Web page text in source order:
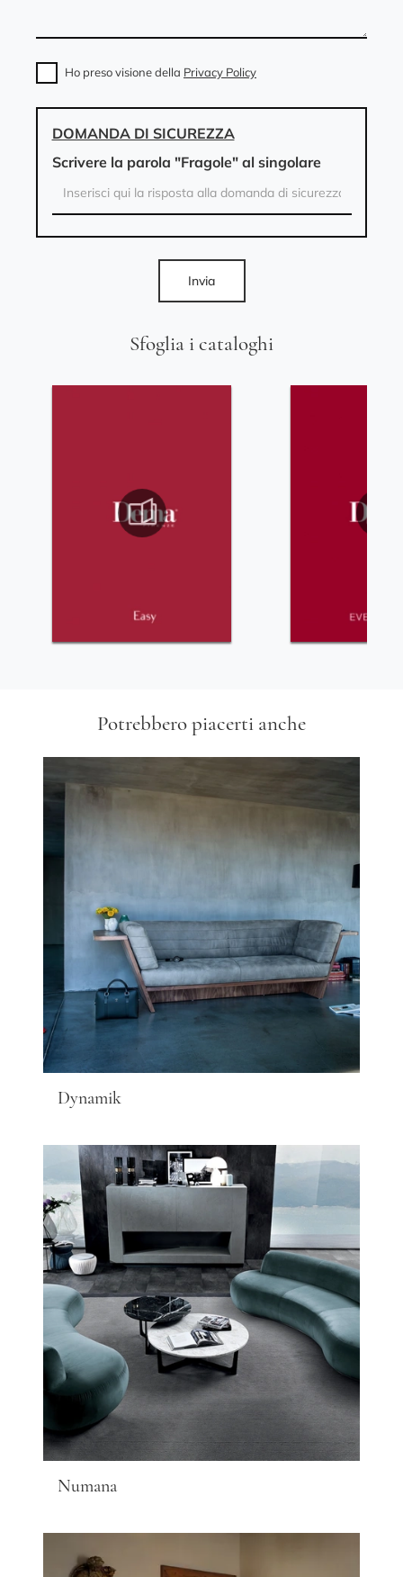
Sfoglia i cataloghi
Ho preso visione della Privacy Policy
DOMANDA DI SICUREZZA
Scrivere la parola "Fragole" al singolare
Invia
Potrebbero piacerti anche
Dynamik
Numana